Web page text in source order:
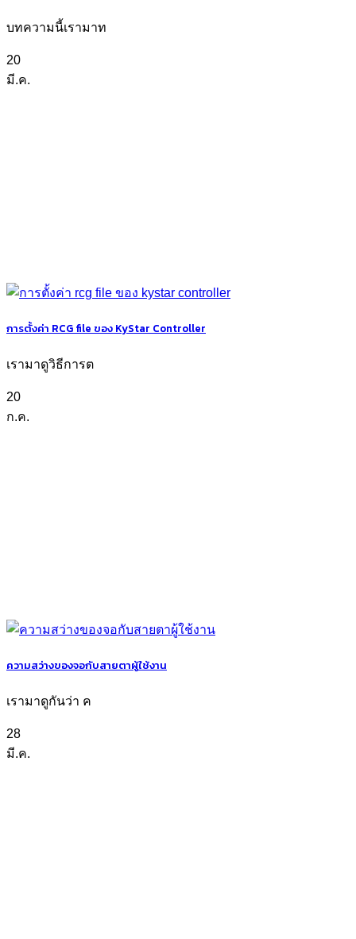
บทความนี้เรามาท
20
มี.ค.
การตั้งค่า RCG file ของ KyStar Controller
เรามาดูวิธีการต
20
ก.ค.
ความสว่างของจอกับสายตาผู้ใช้งาน
เรามาดูกันว่า ค
28
มี.ค.